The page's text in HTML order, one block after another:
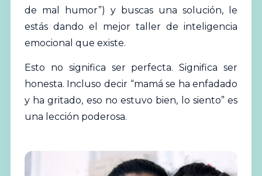
de mal humor”) y buscas una solución, le
estás dando el mejor taller de inteligencia
emocional que existe.
Esto no significa ser perfecta. Significa ser
honesta. Incluso decir “mamá se ha enfadado
y ha gritado, eso no estuvo bien, lo siento” es
una lección poderosa.